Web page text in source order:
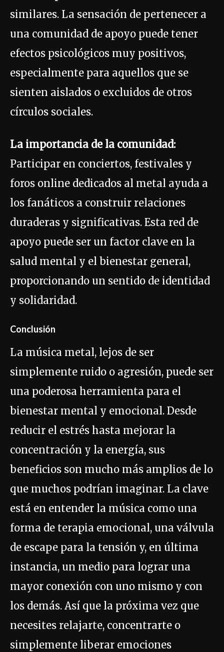
similares. La sensación de pertenecer a
una comunidad de apoyo puede tener
efectos psicológicos muy positivos,
especialmente para aquellos que se
sienten aislados o excluidos de otros
círculos sociales.
La importancia de la comunidad:
Participar en conciertos, festivales y
foros online dedicados al metal ayuda a
los fanáticos a construir relaciones
duraderas y significativas. Esta red de
apoyo puede ser un factor clave en la
salud mental y el bienestar general,
proporcionando un sentido de identidad
y solidaridad.
Conclusión
La música metal, lejos de ser
simplemente ruido o agresión, puede ser
una poderosa herramienta para el
bienestar mental y emocional. Desde
reducir el estrés hasta mejorar la
concentración y la energía, sus
beneficios son mucho más amplios de lo
que muchos podrían imaginar. La clave
está en entender la música como una
forma de terapia emocional, una válvula
de escape para la tensión y, en última
instancia, un medio para lograr una
mayor conexión con uno mismo y con
los demás. Así que la próxima vez que
necesites relajarte, concentrarte o
simplemente liberar emociones